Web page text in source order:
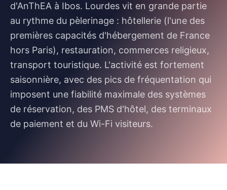
d'AnThEA à Ibos. Lourdes vit en grande partie
au rythme du pèlerinage : hôtellerie (l'une des
premières capacités d'hébergement de France
hors Paris), restauration, commerces religieux,
transport touristique. L'activité est fortement
saisonnière, avec des pics de fréquentation qui
imposent une fiabilité maximale des systèmes
de réservation, des PMS d'hôtel, des terminaux
de paiement et du Wi-Fi visiteurs.